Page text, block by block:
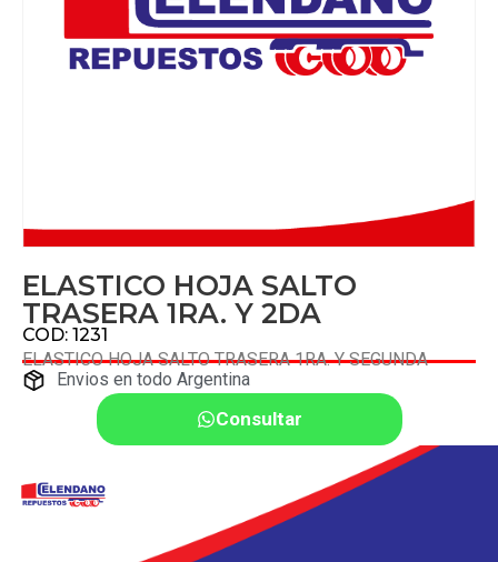
ELASTICO HOJA SALTO
TRASERA 1RA. Y 2DA
COD: 1231
ELASTICO HOJA SALTO TRASERA 1RA. Y SEGUNDA
Envios en todo Argentina
Consultar